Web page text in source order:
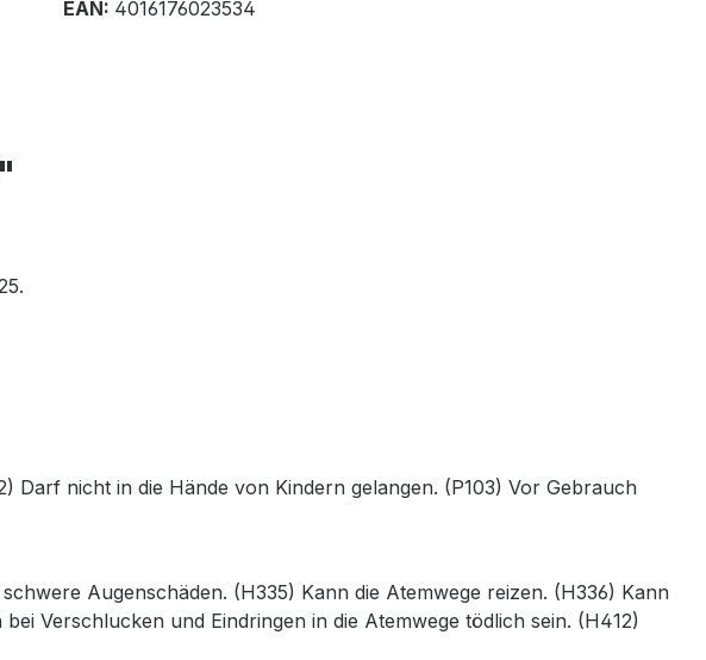
EAN: 4016176023534
Darf nicht in die Hände von Kindern gelangen. (P103) Vor Gebrauch
Augenschäden. (H335) Kann die Atemwege reizen. (H336) Kann
Verschlucken und Eindringen in die Atemwege tödlich sein. (H412)